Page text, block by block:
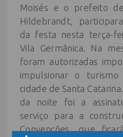
Moisés e o prefeito
Hildebrandt,
da festa nesta terça-
Vila Germânica. Na
foram autorizadas
impulsionar o
cidade de Santa
da noite foi a
serviço para a
Convenções, que